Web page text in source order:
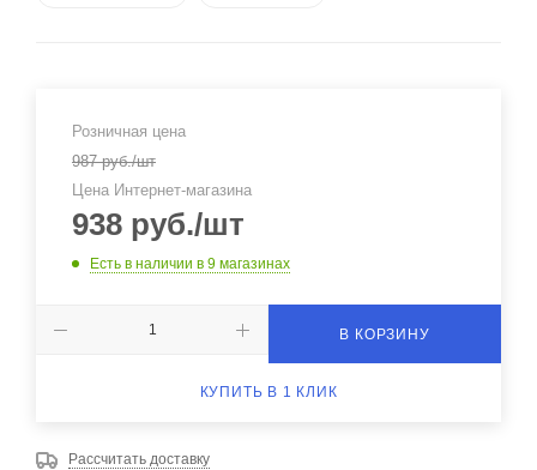
Розничная цена
987руб./шт
Цена Интернет-магазина
938 руб./шт
Есть в наличии в 9 магазинах
В КОРЗИНУ
КУПИТЬ В 1 КЛИК
Рассчитать доставку